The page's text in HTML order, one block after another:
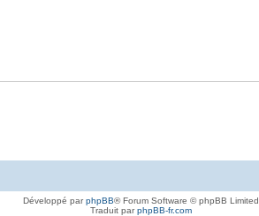
Développé parphpBB® Forum Software © phpBB Limited
Traduit parphpBB-fr.com